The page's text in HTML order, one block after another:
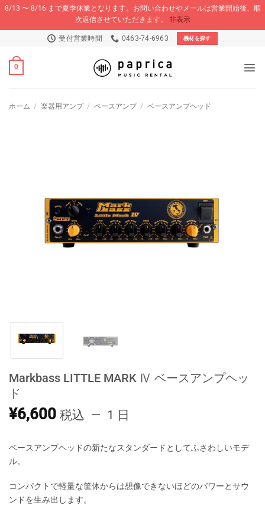
8/13 〜 8/16 まで夏季休業となります。お問い合わせやメールは営業開始後、順
次返信させていただきます。 非表示
content
受付営業時間 0463-74-6963 機材を探す
0
ホーム / 楽器用アンプ / ベースアンプ / ベースアンプヘッド
Markbass LITTLE MARK Ⅳ ベースアンプヘッ
ド
¥6,600 税込 1 日
ベースアンプヘッドの新たなスタンダードとしてふさわしいモデ
ル。
コンパクトで軽量な筐体からは想像できないほどのパワーとサウ
ンドを生み出します。